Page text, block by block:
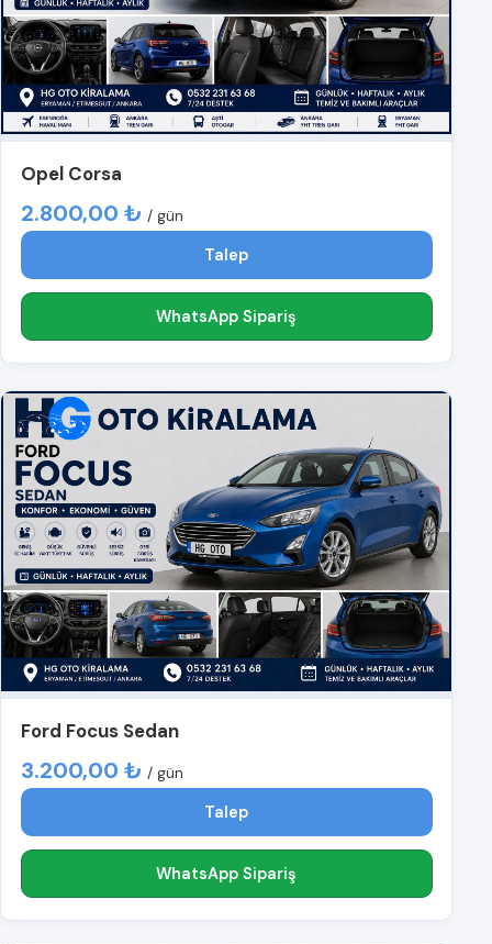
Opel Corsa
2.800,00 ₺ / gün
Talep
WhatsApp Sipariş
Ford Focus Sedan
3.200,00 ₺ / gün
Talep
WhatsApp Sipariş